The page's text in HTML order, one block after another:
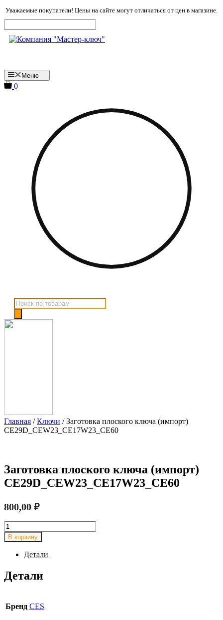
Перейти
к
содержимому
Уважаемые покупатели! Цены на сайте могут отличаться от цен в магазине.
Меню
0
Поиск
товаров
Главная /Ключи / Заготовка плоского ключа (импорт)
CE29D_CEW23_CE17W23_CE60
Заготовка плоского ключа (импорт)
CE29D_CEW23_CE17W23_CE60
800,00 ₽
Количество
товара
Заготовка
плоского
ключа
(импорт)
CE29D_CEW23_CE17W23_CE60
В корзину
Детали
Детали
Бренд CES